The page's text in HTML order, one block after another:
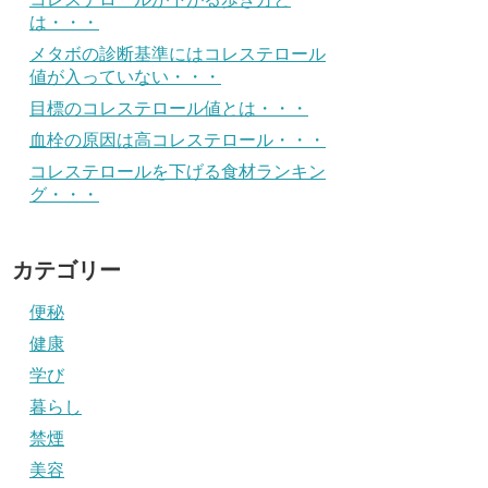
は・・・
メタボの診断基準にはコレステロール
値が入っていない・・・
目標のコレステロール値とは・・・
血栓の原因は高コレステロール・・・
コレステロールを下げる食材ランキン
グ・・・
カテゴリー
便秘
健康
学び
暮らし
禁煙
美容